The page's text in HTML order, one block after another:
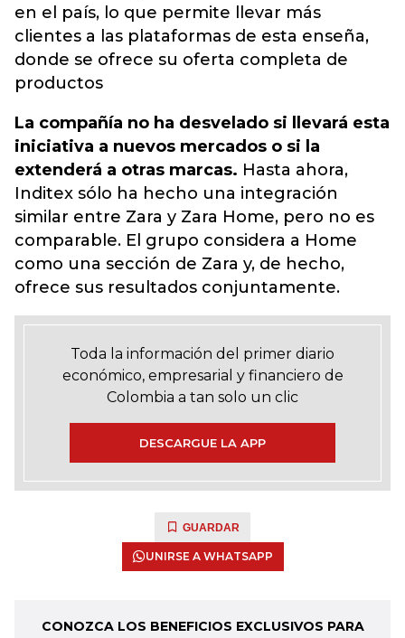
en el país, lo que permite llevar más
clientes a las plataformas de esta enseña,
donde se ofrece su oferta completa de
productos
La compañía no ha desvelado si llevará esta
iniciativa a nuevos mercados o si la
extenderá a otras marcas. Hasta ahora,
Inditex sólo ha hecho una integración
similar entre Zara y Zara Home, pero no es
comparable. El grupo considera a Home
como una sección de Zara y, de hecho,
ofrece sus resultados conjuntamente.
Toda la información del primer diario
económico, empresarial y financiero de
Colombia a tan solo un clic
DESCARGUE LA APP
GUARDAR
UNIRSE A WHATSAPP
CONOZCA LOS BENEFICIOS EXCLUSIVOS PARA